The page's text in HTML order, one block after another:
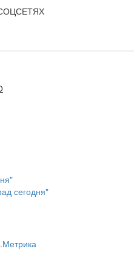
сегодня"